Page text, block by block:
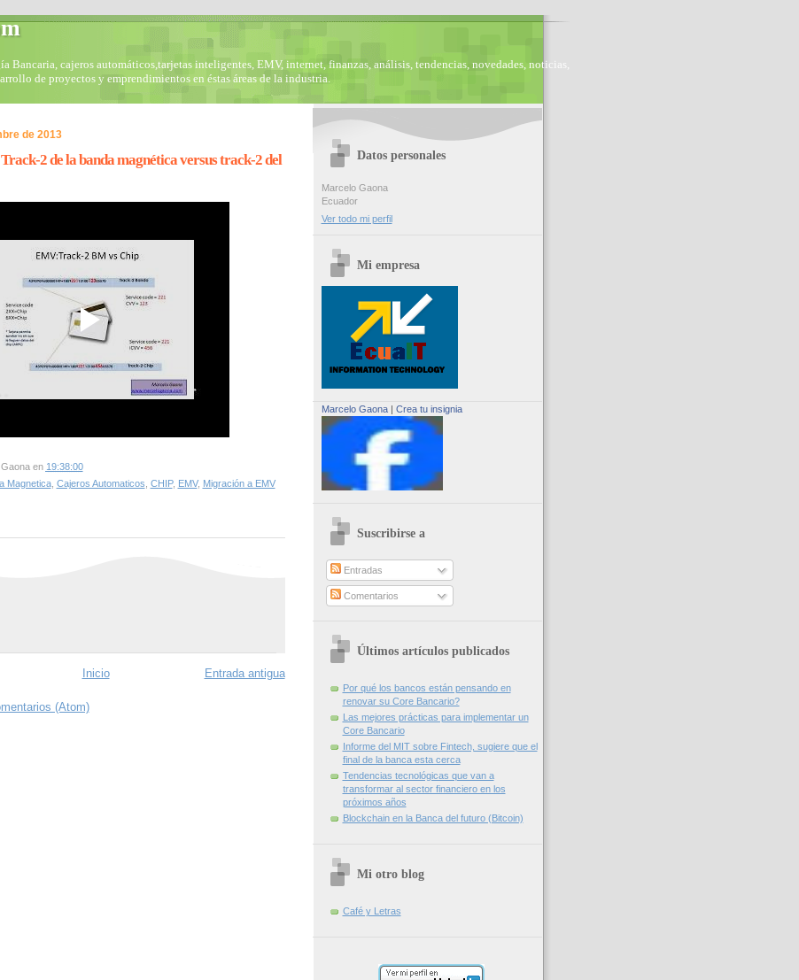
Bancaria, cajeros automáticos,tarjetas inteligentes, EMV, internet, finanzas, análisis, tendencias, novedades, noticias,
de proyectos y emprendimientos en éstas áreas de la industria.
de 2013
2 de la banda magnética versus track-2 del
en 19:38:00
Magnetica, Cajeros Automaticos CHIP, EMV, Migración a EMV
Entrada antigua
Inicio
(Atom)
Datos personales
Marcelo Gaona
Ecuador
Ver todo mi perfil
Mi empresa
Marcelo Gaona| Crea tu insignia
Suscribirse a
Entradas
Comentarios
Últimos artículos publicados
Por qué los bancos están pensando en
renovar su Core Bancario?
Las mejores prácticas para implementar un
Core Bancario
Informe del MIT sobre Fintech, sugiere que el
final de la banca esta cerca
Tendencias tecnológicas que van a
transformar al sector financiero en los
próximos años
Blockchain en la Banca del futuro (Bitcoin)
Mi otro blog
Café y Letras